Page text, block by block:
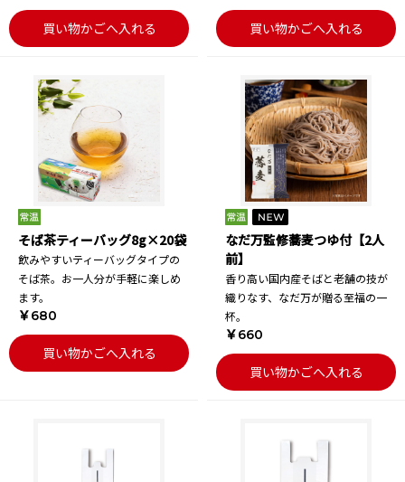
買い物かごへ入れる 買い物かごへ入れる
そば茶ティーバッグ8g×20袋
飲みやすいティーバッグタイプの
そば茶。お一人分が手軽に楽しめ
ます。
￥680
買い物かごへ入れる
なだ万監修蕎麦つゆ付【2人
前】
香り高い国内産そばと老舗の技が
織りなす、なだ万が贈る至福の一
杯。
￥660
買い物かごへ入れる